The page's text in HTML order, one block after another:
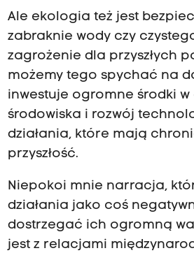
Ale ekologia też jest
zabraknie wody czy
zagrożenie dla przyszłych
możemy tego spychać na
inwestuje ogromne środki
środowiska i rozwój
działania, które mają
przyszłość.
Niepokoi mnie narracja,
działania jako coś
dostrzegać ich ogromną
jest z relacjami